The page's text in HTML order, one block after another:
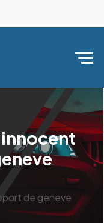
innocent
de geneve